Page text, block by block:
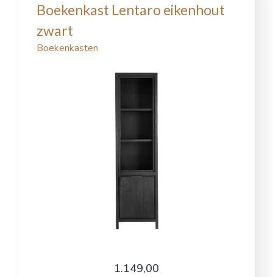
Boekenkast Lentaro eikenhout
zwart
Boekenkasten
1.149,00